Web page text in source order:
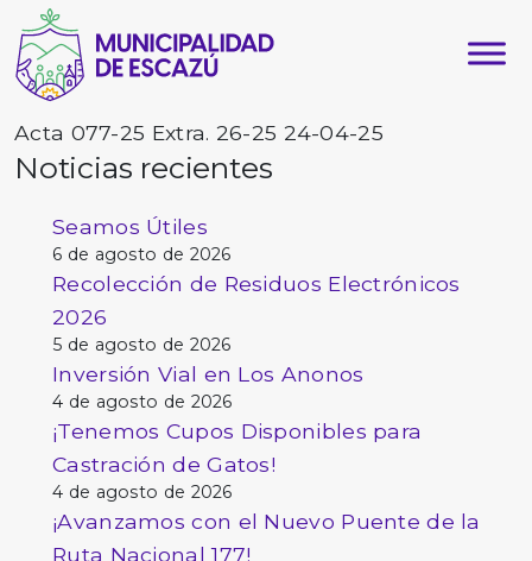
Acta 077-25 Extra. 26-25 24-04-25
Noticias recientes
Seamos Útiles
6 de agosto de 2026
Recolección de Residuos Electrónicos
2026
5 de agosto de 2026
Inversión Vial en Los Anonos
4 de agosto de 2026
¡Tenemos Cupos Disponibles para
Castración de Gatos!
4 de agosto de 2026
¡Avanzamos con el Nuevo Puente de la
Ruta Nacional 177!